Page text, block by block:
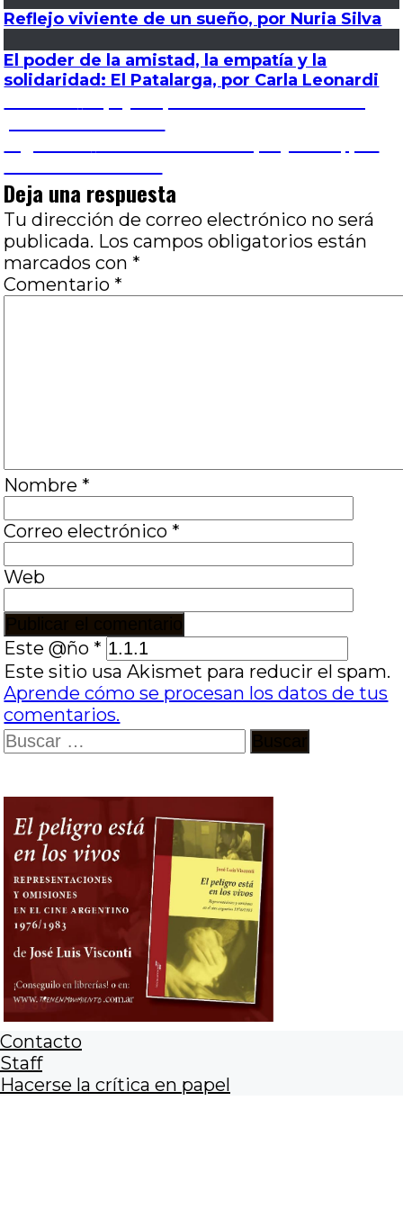
Reflejo viviente de un sueño, por Nuria Silva
El poder de la amistad, la empatía y la
solidaridad: El Patalarga, por Carla Leonardi
Navegación
de
entradas
Deja una respuesta
Tu dirección de correo electrónico no será
publicada. Los campos obligatorios están
marcados con *
Comentario *
Nombre *
Correo electrónico *
Web
Este @ño *
Este sitio usa Akismet para reducir el spam.
Aprende cómo se procesan los datos de tus
comentarios.
Buscar:
Contacto
Staff
Hacerse la crítica en papel